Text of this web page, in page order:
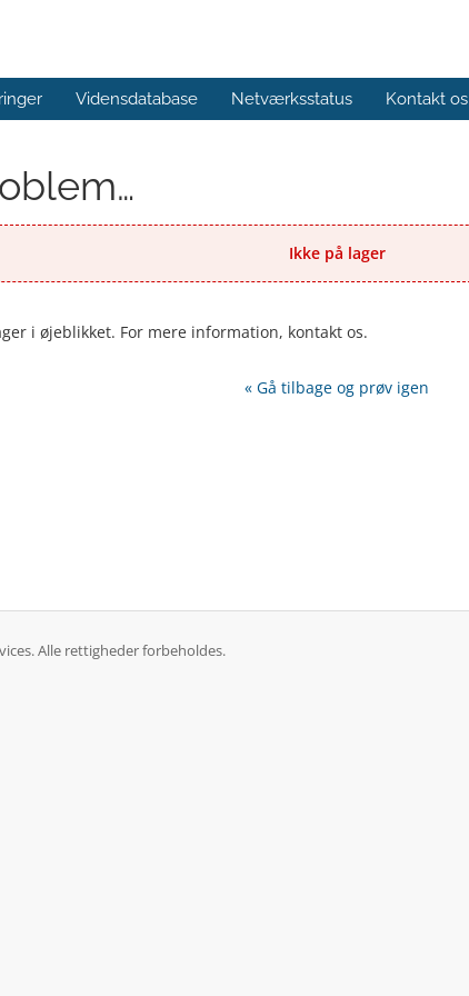
Vidensdatabase Netværksstatus Kontakt os
Ikke på lager
i øjeblikket. For mere information, kontakt os.
« Gå tilbage og prøv igen
Alle rettigheder forbeholdes.